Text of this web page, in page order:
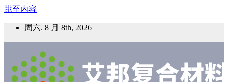
跳至内容
周六. 8 月 8th, 2026